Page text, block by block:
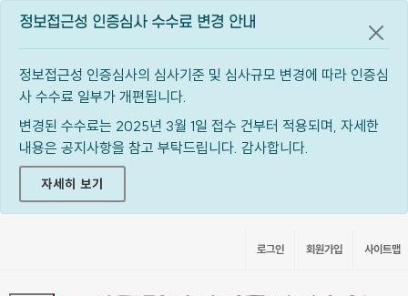
정보접근성 인증심사 수수료 변경 안내
정보접근성 인증심사의 심사기준 및 심사규모 변경에 따라 인증심
사 수수료 일부가 개편됩니다.
변경된 수수료는 2025년 3월 1일 접수 건부터 적용되며, 자세한
내용은 공지사항을 참고 부탁드립니다. 감사합니다.
자세히 보기
공지
로그인 회원가입 사이트맵